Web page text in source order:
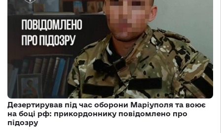
Дезертирував під час оборони Маріуполя та воює
на боці рф: прикордоннику повідомлено про
підозру